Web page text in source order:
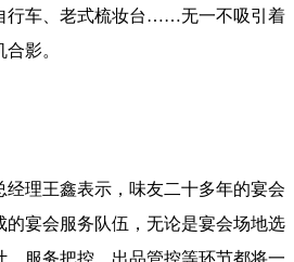
行车、老式梳妆台……无一不吸引着
影。
理王鑫表示，味友二十多年的宴会
的宴会服务队伍，无论是宴会场地选
服务把控、出品管控等环节都将一